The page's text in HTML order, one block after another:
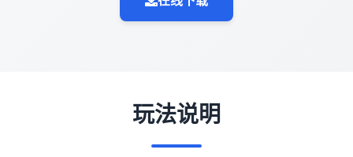
玩法说明